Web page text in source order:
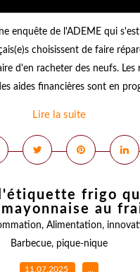
enquête de l'ADEME qui s'est
choisissent de faire
d'en racheter des neufs. Les
aides financières sont en
Lire la suite
frigo
au
, Alimentation,
Barbecue, pique-nique
11.07.2025 …